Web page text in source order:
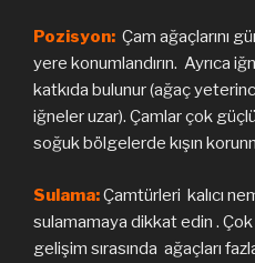
Pozisyon: Çam ağaçlarını
yere konumlandırın. Ayrıca
katkıda bulunur (ağaç
iğneler uzar). Çamlar çok
soğuk bölgelerde kışın
Sulama:Çamtürleri kalıcı
sulamamaya dikkat edin .
gelişim sırasında ağaçları